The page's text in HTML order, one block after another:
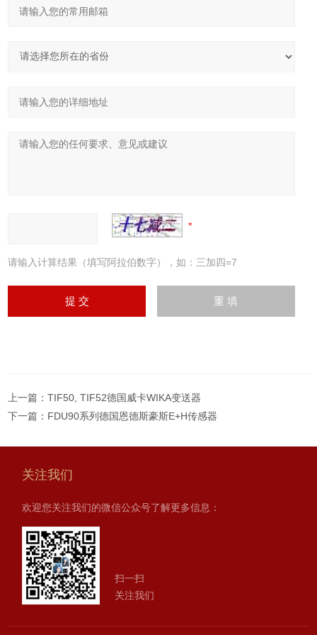
请输入计算结果（填写阿拉伯数字），如：三加四=7
上一篇：TIF50, TIF52德国威卡WIKA变送器
下一篇： FDU90系列德国恩德斯豪斯E+H传感器
关注我们
欢迎您关注我们的微信公众号了解更多信息：
扫一扫
关注我们